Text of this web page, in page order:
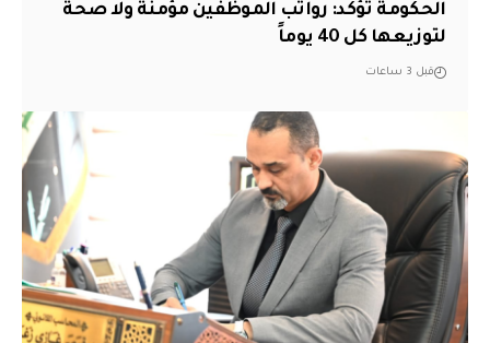
الحكومة تؤكد: رواتب الموظفين مؤمنة ولا صحة
لتوزيعها كل 40 يوماً
قبل 3 ساعات